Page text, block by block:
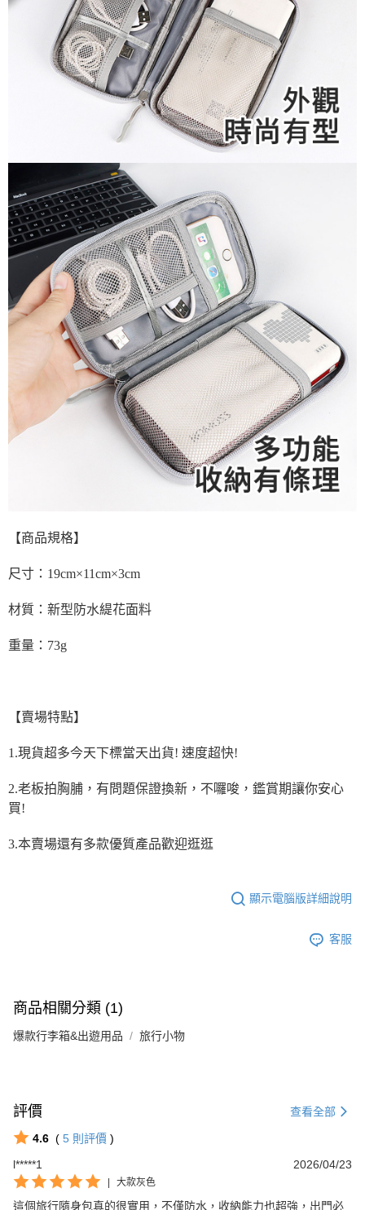
【商品規格】
尺寸：19cm×11cm×3cm
材質：新型防水緹花面料
重量：73g
【賣場特點】
1.現貨超多今天下標當天出貨! 速度超快!
2.老板拍胸脯，有問題保證換新，不囉唆，鑑賞期讓你安心
買!
3.本賣場還有多款優質產品歡迎逛逛
顯示電腦版詳細說明
客服
商品相關分類 (1)
爆款行李箱&出遊用品 旅行小物
評價 查看全部
4.6 ( 5 則評價 )
l*****1
2026/04/23
| 大款灰色
這個旅行隨身包真的很實用，不僅防水，收納能力也超強，出門必